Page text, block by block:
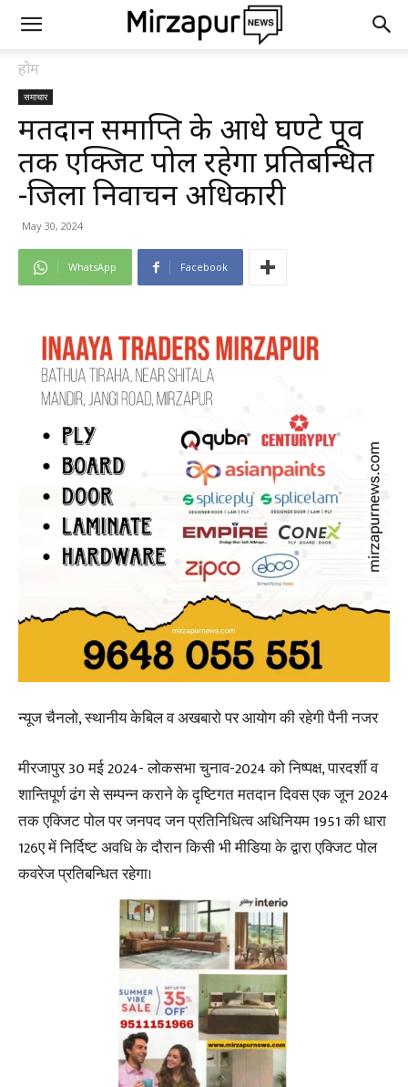
होम
समाचार
मतदान समाप्ति के आधे घण्टे पूर्व
तक एक्जिट पोल रहेगा प्रतिबन्धित
-जिला निर्वाचन अधिकारी
May 30, 2024
WhatsApp Facebook
न्यूज चैनलो, स्थानीय केबिल व अखबारो पर आयोग की रहेगी पैनी नजर
मीरजापुर 30 मई 2024- लोकसभा चुनाव-2024 को निष्पक्ष, पारदर्शी व
शान्तिपूर्ण ढंग से सम्पन्न कराने के दृष्टिगत मतदान दिवस एक जून 2024
तक एक्जिट पोल पर जनपद जन प्रतिनिधित्व अधिनियम 1951 की धारा
126ए में निर्दिष्ट अवधि के दौरान किसी भी मीडिया के द्वारा एक्जिट पोल
कवरेज प्रतिबन्धित रहेगा।